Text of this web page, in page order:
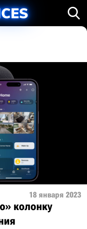
18 января 2023
колонку